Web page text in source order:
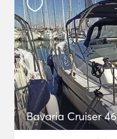
Bavaria Cruiser 46